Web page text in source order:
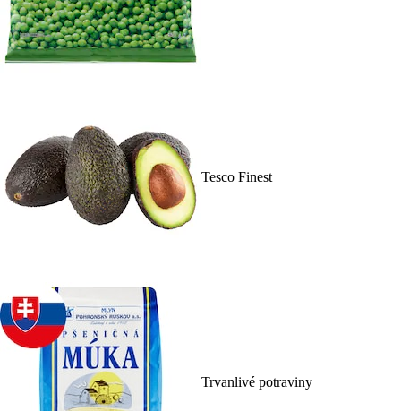
Tesco Finest
Trvanlivé potraviny